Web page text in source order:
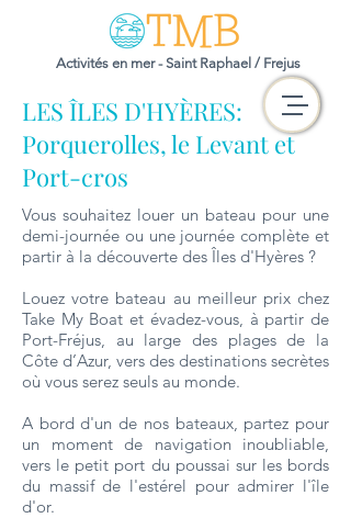
Activités en mer - Saint Raphael / Frejus
LES ÎLES D'HYÈRES:
Porquerolles, le Levant et
Port-cros
Vous souhaitez louer un bateau pour une
demi-journée ou une journée complète et
partir à la découverte des Îles d'Hyères ?
Louez votre bateau au meilleur prix chez
Take My Boat et évadez-vous, à partir de
Port-Fréjus, au large des plages de la
Côte d’Azur, vers des destinations secrètes
où vous serez seuls au monde.
A bord d'un de nos bateaux, partez pour
un moment de navigation inoubliable,
vers le petit port du poussai sur les bords
du massif de l'estérel pour admirer l'île
d'or.